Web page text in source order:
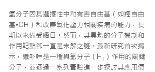
氫分子因其選擇性中和有害自由基（如羥自由
基•OH ）和改善氧化壓力相關疾病的能力，長
期以來備受矚目。然而，其具體的分子機制和
作用靶點卻一直是未解之謎。最新研究首次揭
示，鐵卟啉是一種與氫分子（H₂）作用的關鍵
分子，並通過一系列實驗進一步探討其應用價